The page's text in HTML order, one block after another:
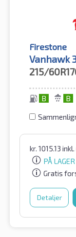
Firestone
Vanhawk
215/
B B
kr. 1015.13
PÅ LAGER
Gratis
Detaljer